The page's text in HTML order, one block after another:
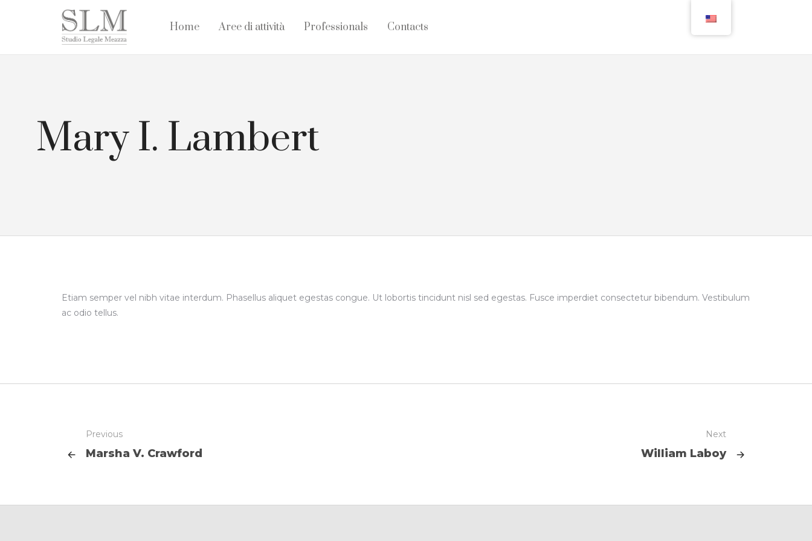
Home Aree di attività Professionals Contacts
Mary I. Lambert
Etiam semper vel nibh vitae interdum. Phasellus aliquet egestas congue. Ut lobortis tincidunt nisl sed egestas. Fusce imperdiet consectetur bibendum. Vestibulum
ac odio tellus.
Previous
Marsha V. Crawford
Next
William Laboy